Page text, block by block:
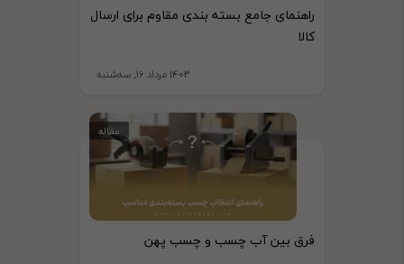
راهنمای جامع بسته بندی مقاوم برای ارسال
کالا
1403 مرداد 16, سه‌شنبه
مقاله
فرق بین آب چسب و چسب پهن